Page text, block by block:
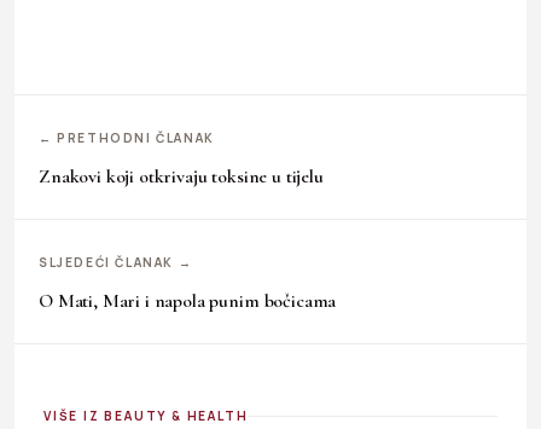
← PRETHODNI ČLANAK
Znakovi koji otkrivaju toksine u tijelu
SLJEDEĆI ČLANAK →
O Mati, Mari i napola punim bočicama
VIŠE IZ BEAUTY & HEALTH